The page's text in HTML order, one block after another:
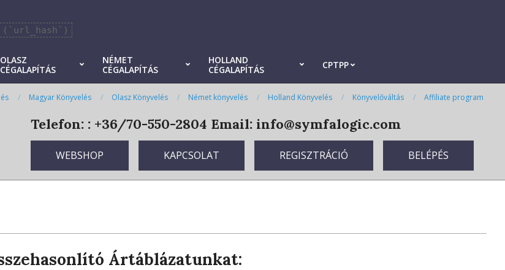
(`url_hash`)
OLASZ
CÉGALAPÍTÁS
NÉMET
CÉGALAPÍTÁS
HOLLAND
CÉGALAPÍTÁS
CPTPP
Magyar Könyvelés Olasz Könyvelés Német könyvelés Holland Könyvelés Könyvelőváltás Affiliate program
Telefon: : +36/70-550-2804 Email: info@symfalogic.com
WEBSHOP KAPCSOLAT REGISZTRÁCIÓ BELÉPÉS
Ártáblázatunkat: